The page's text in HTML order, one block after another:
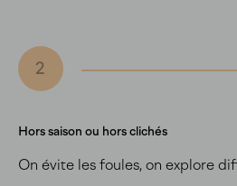
2
Hors saison ou hors clichés
On évite les foules, on explore